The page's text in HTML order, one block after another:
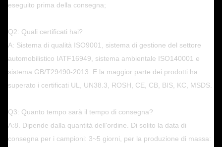
eseguito prima della consegna;
Q2: Quali certificati hai?
A: Sistema di qualità ISO9001, sistema di gestione del settore
automobilistico IATF16949, sistema ambientale ISO140001 e
sistema GB/T29490-2013. E la maggior parte dei prodotti ha
superato i certificati UL, UN38.3, ROSH, CE, CB, BIS, KC, MSDS.
Q3: Quanto tempo sarà il tempo di consegna?
A:8. Dipende dalla quantità dell'ordine. Di solito la data di
consegna per i campioni: 3~5 giorni, per la produzione di massa: